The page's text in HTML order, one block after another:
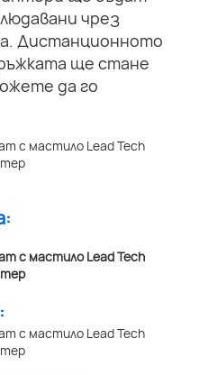
чрез
Дистанционното
ще стане
да го